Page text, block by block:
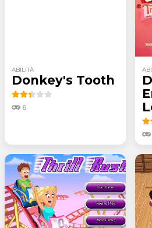
ABILITÀ
Donkey's Tooth
6